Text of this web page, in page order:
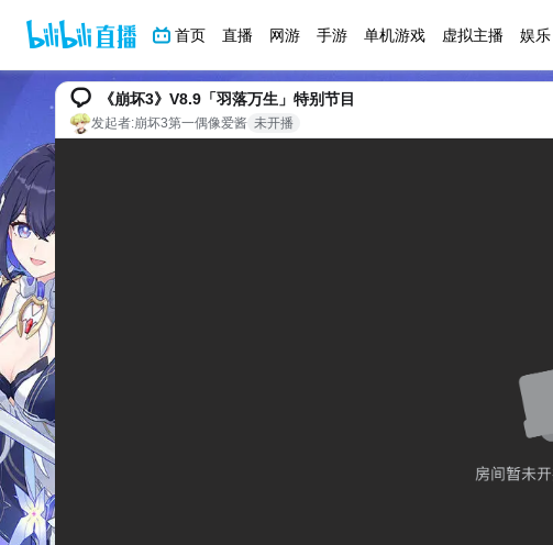
首页 直播 网游 手游 单机游戏 虚拟主播 娱乐
《崩坏3》V8.9「羽落万生」特别节目
发起者:崩坏3第一偶像爱酱 未开播